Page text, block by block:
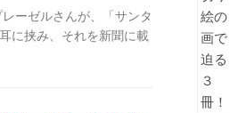
ーゼルさんが、「サンタ
に挟み、それを新聞に載